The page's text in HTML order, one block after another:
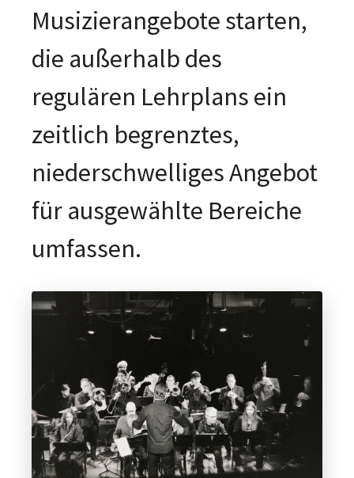
Musizierangebote starten,
die außerhalb des
regulären Lehrplans ein
zeitlich begrenztes,
niederschwelliges Angebot
für ausgewählte Bereiche